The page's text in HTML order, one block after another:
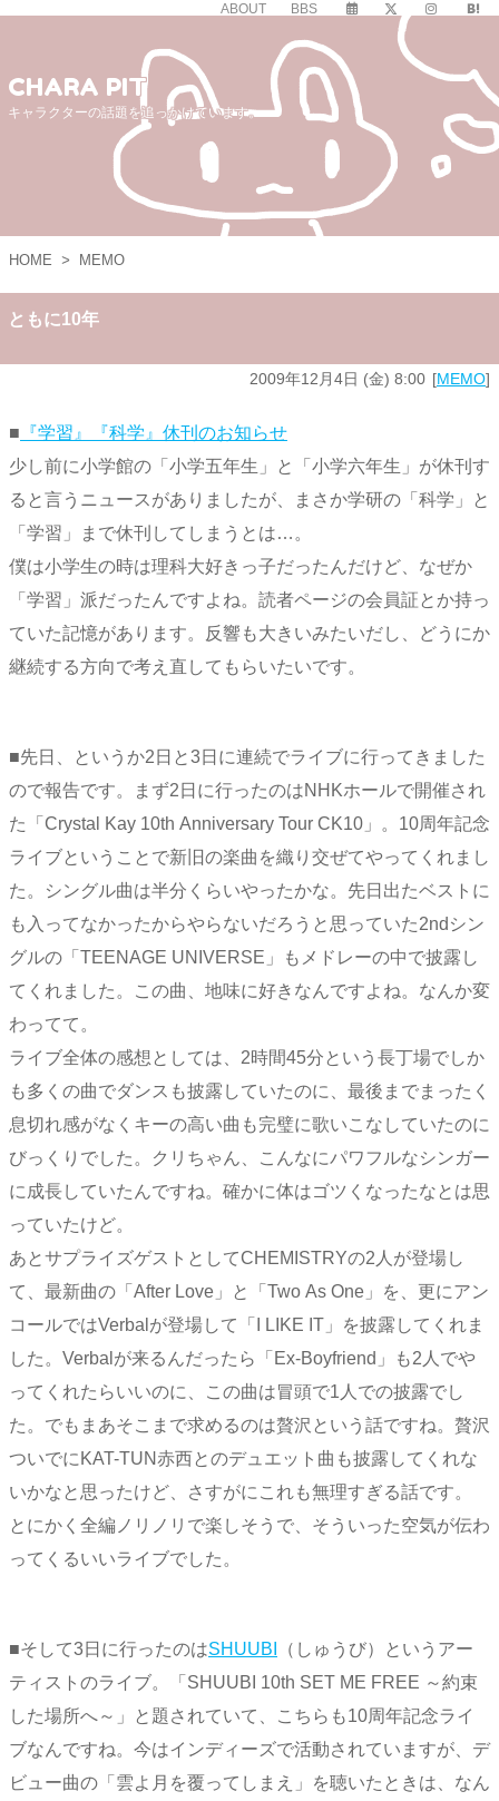
ABOUT BBS
CHARA PIT
キャラクターの話題を追っかけています。
HOME > MEMO
ともに10年
2009年12月4日 (金) 8:00 MEMO
■ 『学習』『科学』休刊のお知らせ
少し前に小学館の「小学五年生」と「小学六年生」が休刊す
ると言うニュースがありましたが、まさか学研の「科学」と
「学習」まで休刊してしまうとは…。
僕は小学生の時は理科大好きっ子だったんだけど、なぜか
「学習」派だったんですよね。読者ページの会員証とか持っ
ていた記憶があります。反響も大きいみたいだし、どうにか
継続する方向で考え直してもらいたいです。
■先日、というか2日と3日に連続でライブに行ってきました
ので報告です。まず2日に行ったのはNHKホールで開催され
た「Crystal Kay 10th Anniversary Tour CK10」。10周年記念
ライブということで新旧の楽曲を織り交ぜてやってくれまし
た。シングル曲は半分くらいやったかな。先日出たベストに
も入ってなかったからやらないだろうと思っていた2ndシン
グルの「TEENAGE UNIVERSE」もメドレーの中で披露し
てくれました。この曲、地味に好きなんですよね。なんか変
わってて。
ライブ全体の感想としては、2時間45分という長丁場でしか
も多くの曲でダンスも披露していたのに、最後までまったく
息切れ感がなくキーの高い曲も完璧に歌いこなしていたのに
びっくりでした。クリちゃん、こんなにパワフルなシンガー
に成長していたんですね。確かに体はゴツくなったなとは思
っていたけど。
あとサプライズゲストとしてCHEMISTRYの2人が登場し
て、最新曲の「After Love」と「Two As One」を、更にアン
コールではVerbalが登場して「I LIKE IT」を披露してくれま
した。Verbalが来るんだったら「Ex-Boyfriend」も2人でや
ってくれたらいいのに、この曲は冒頭で1人での披露でし
た。でもまあそこまで求めるのは贅沢という話ですね。贅沢
ついでにKAT-TUN赤西とのデュエット曲も披露してくれな
いかなと思ったけど、さすがにこれも無理すぎる話です。
とにかく全編ノリノリで楽しそうで、そういった空気が伝わ
ってくるいいライブでした。
■そして3日に行ったのはSHUUBI
（しゅうび）というアー
ティストのライブ。「SHUUBI 10th SET ME FREE ～約束
した場所へ～」と題されていて、こちらも10周年記念ライ
ブなんですね。今はインディーズで活動されていますが、デ
ビュー曲の「雲よ月を覆ってしまえ」を聴いたときは、なん